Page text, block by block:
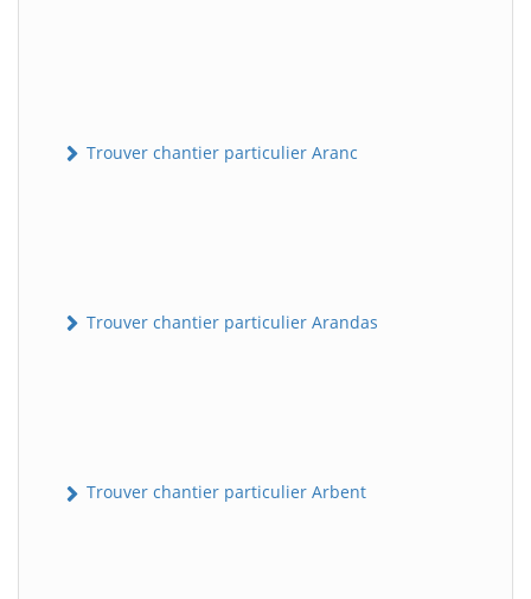
Trouver chantier particulier Aranc
Trouver chantier particulier Arandas
Trouver chantier particulier Arbent